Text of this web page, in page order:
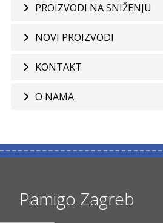
PROIZVODI NA SNIŽENJU
NOVI PROIZVODI
KONTAKT
O NAMA
Pamigo Zagreb